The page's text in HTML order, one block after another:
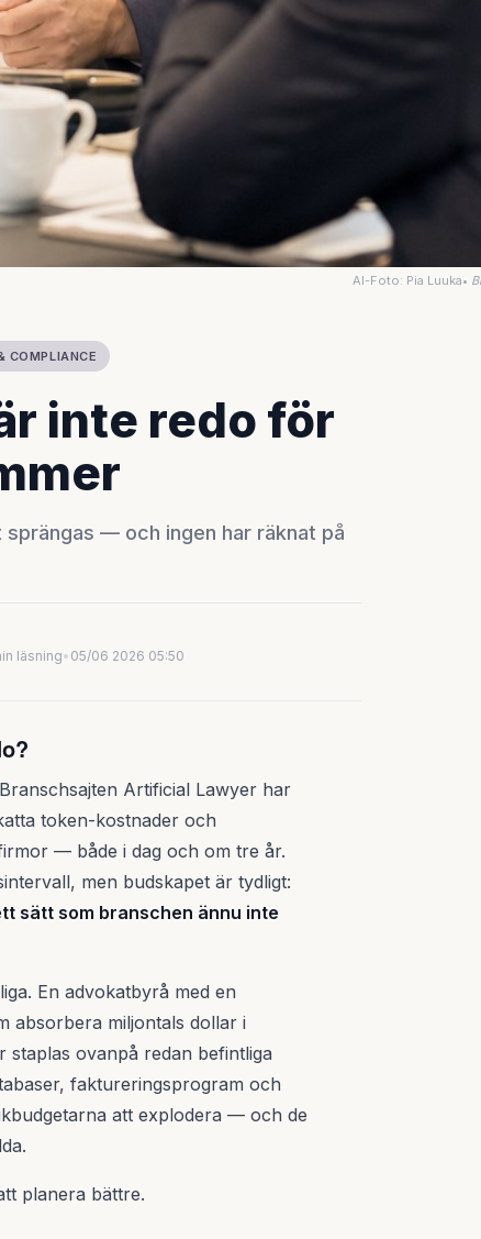
AI-Foto: Pia Luuka•
COMPLIANCE
inte redo för
— och ingen har räknat på
läsning• 05/06 2026 05:50
Artificial Lawyer har
token-kostnader och
— både i dag och om tre år.
men budskapet är tydligt:
sätt som branschen ännu inte
En advokatbyrå med en
absorbera miljontals dollar i
staplas ovanpå redan befintliga
faktureringsprogram och
att explodera — och de
planera bättre.